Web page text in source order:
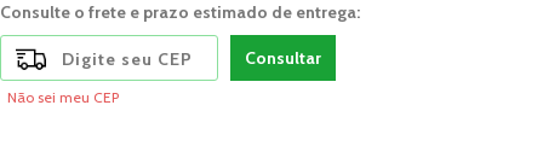
Consulte o frete e prazo estimado de entrega:
Consultar
Não sei meu CEP